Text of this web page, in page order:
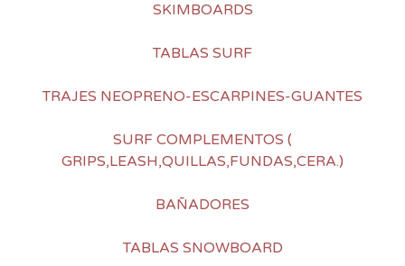
SKIMBOARDS
TABLAS SURF
TRAJES NEOPRENO-ESCARPINES-GUANTES
SURF COMPLEMENTOS (
GRIPS,LEASH,QUILLAS,FUNDAS,CERA.)
BAÑADORES
TABLAS SNOWBOARD